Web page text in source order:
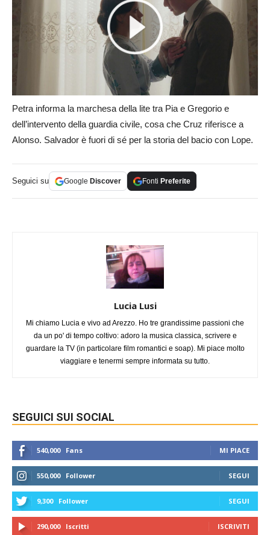
Petra informa la marchesa della lite tra Pia e Gregorio e
dell’intervento della guardia civile, cosa che Cruz riferisce a
Alonso. Salvador è fuori di sé per la storia del bacio con Lope.
Seguici su Google Discover Fonti Preferite
Lucia Lusi
Mi chiamo Lucia e vivo ad Arezzo. Ho tre grandissime passioni che
da un po' di tempo coltivo: adoro la musica classica, scrivere e
guardare la TV (in particolare film romantici e soap). Mi piace molto
viaggiare e tenermi sempre informata su tutto.
SEGUICI SUI SOCIAL
540,000 Fans MI PIACE
550,000 Follower SEGUI
9,300 Follower SEGUI
290,000 Iscritti ISCRIVITI